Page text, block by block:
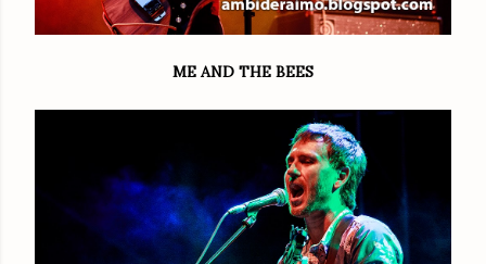
ME AND THE BEES